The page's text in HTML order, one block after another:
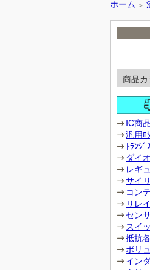
ホーム ＞
商品
IC商
汎用ﾛ
ﾄﾗﾝｼ
ダイ
レギ
サイ
コン
リレ
セン
スイ
抵抗
ボリ
イン